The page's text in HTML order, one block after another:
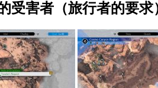
受害者（旅行者的要求